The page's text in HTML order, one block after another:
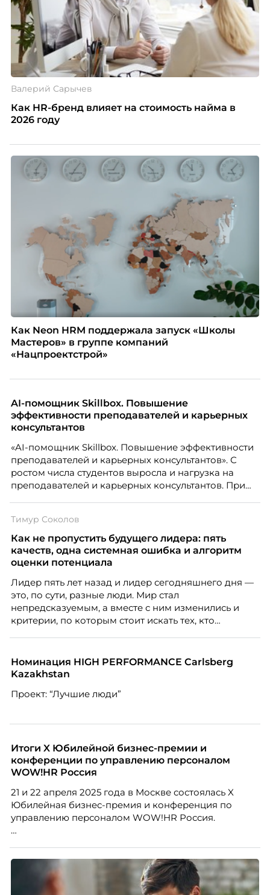
Валерий Сарычев
Как HR-бренд влияет на стоимость найма в
2026 году
Как Neon HRM поддержала запуск «Школы
Мастеров» в группе компаний
«Нацпроектстрой»
AI-помощник Skillbox. Повышение
эффективности преподавателей и карьерных
консультантов
«AI-помощник Skillbox. Повышение эффективности
преподавателей и карьерных консультантов». С
ростом числа студентов выросла и нагрузка на
преподавателей и карьерных консультантов. При
повысить эффективность сотрудников, ускорить
процессы, сохранить качество поддержки и
масштабироваться без роста команды. Так и
появился AI-помощник, встроенный в платформу
Тимур Соколов
Как не пропустить будущего лидера: пять
качеств, одна системная ошибка и алгоритм
оценки потенциала
Лидер пять лет назад и лидер сегодняшнего дня —
это, по сути, разные люди. Мир стал
непредсказуемым, а вместе с ним изменились и
критерии, по которым стоит искать тех, кто
«свадебного генерала», почему стандартные
системы оценки часто упускают самых талантливых
того, как он проявится в цифрах KPI, рассказывает
стратегическому развитию и формированию
Номинация HIGH PERFORMANCE Carlsberg
Kazakhstan
Проект: “Лучшие люди”
Итоги X Юбилейной бизнес-премии и
конференции по управлению персоналом
WOW!HR Россия
21 и 22 апреля 2025 года в Москве состоялась X
Юбилейная бизнес-премия и конференция по
управлению персоналом WOW!HR Россия.
номинантов и гостей мероприятия.